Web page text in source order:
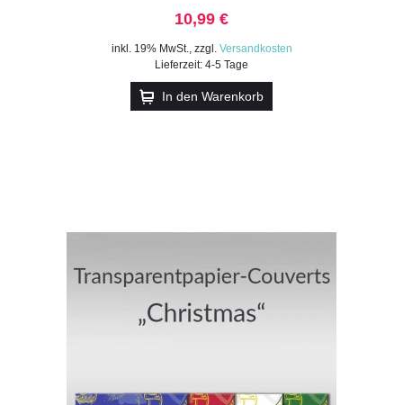
10,99 €
inkl. 19% MwSt., zzgl. Versandkosten
Lieferzeit: 4-5 Tage
In den Warenkorb